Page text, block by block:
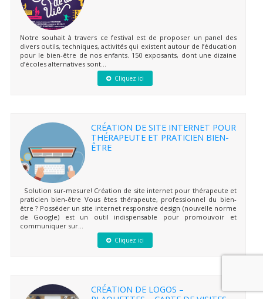
Notre souhait à travers ce festival est de proposer un panel des
divers outils, techniques, activités qui existent autour de l’éducation
pour le bien-être de nos enfants. 150 exposants, dont une dizaine
d’écoles alternatives sont...
Cliquez ici
CRÉATION DE SITE INTERNET POUR
THÉRAPEUTE ET PRATICIEN BIEN-
ÊTRE
Solution sur-mesure! Création de site internet pour thérapeute et
praticien bien-être Vous êtes thérapeute, professionnel du bien-
être ? Posséder un site internet responsive design (nouvelle norme
de Google) est un outil indispensable pour promouvoir et
communiquer sur...
Cliquez ici
CRÉATION DE LOGOS –